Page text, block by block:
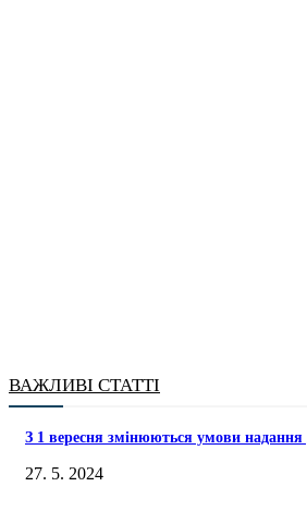
ВАЖЛИВІ СТАТТІ
З 1 вересня змінюються умови
27. 5. 2024